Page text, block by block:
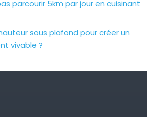
parcourir 5km par jour en cuisinant
sous plafond pour créer un
vivable ?